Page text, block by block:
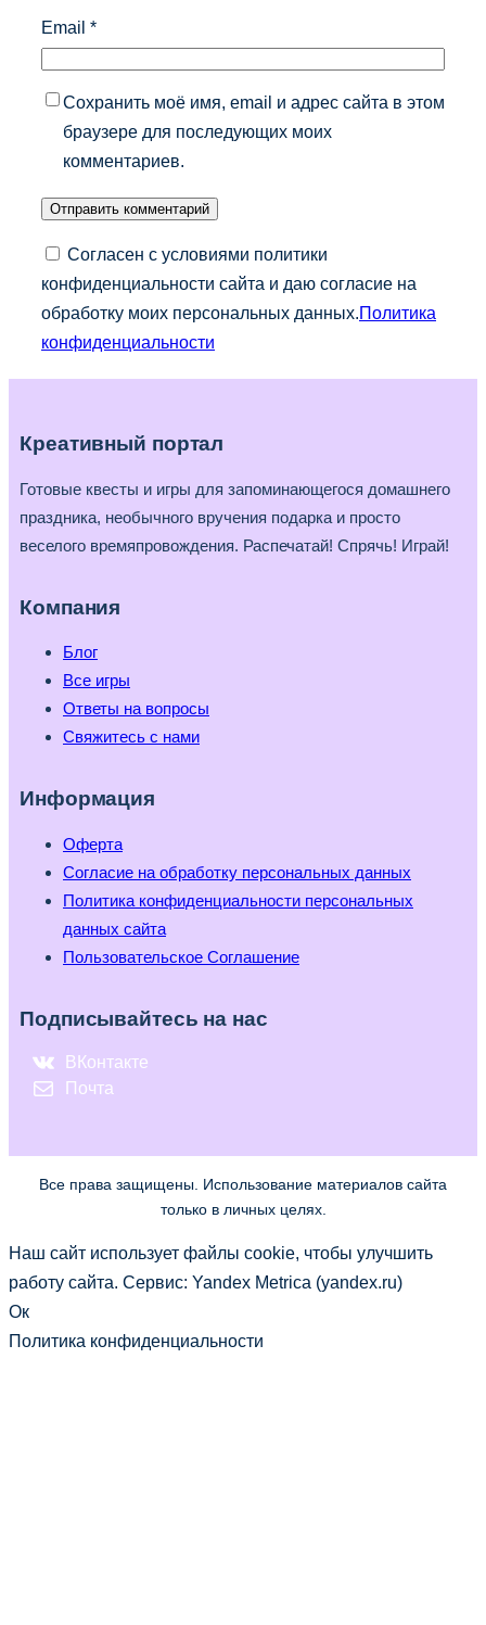
Email *
Сохранить моё имя, email и адрес сайта в этом
браузере для последующих моих
комментариев.
Согласен с условиями политики
конфиденциальности сайта и даю согласие на
обработку моих персональных данных.Политика
конфиденциальности
Креативный портал
Готовые квесты и игры для запоминающегося домашнего
праздника, необычного вручения подарка и просто
веселого времяпровождения. Распечатай! Спрячь! Играй!
Компания
Блог
Все игры
Ответы на вопросы
Свяжитесь с нами
Информация
Оферта
Согласие на обработку персональных данных
Политика конфиденциальности персональных
данных сайта
Пользовательское Соглашение
Подписывайтесь на нас
ВКонтакте
Почта
Все права защищены. Использование материалов сайта
только в личных целях.
Наш сайт использует файлы cookie, чтобы улучшить
работу сайта. Сервис: Yandex Metrica (yandex.ru)
Ок
Политика конфиденциальности